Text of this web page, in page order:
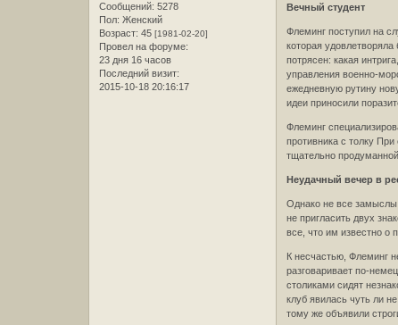
Сообщений: 5278
Пол: Женский
Возраст: 45 [1981-02-20]
Провел на форуме:
23 дня 16 часов
Последний визит:
2015-10-18 20:16:17
Вечный студент
Флеминг поступил на
которая
потрясен: какая
управления военно-
ежедневную рутину
идеи приносили
Флеминг
противника с толку
тщательно
Неудачный вечер в
Однако не все замыслы
не пригласить двух
все, что им известно о
К несчастью, Флеминг
разговаривает по-
столиками сидят
клуб явилась чуть ли
тому же объявили